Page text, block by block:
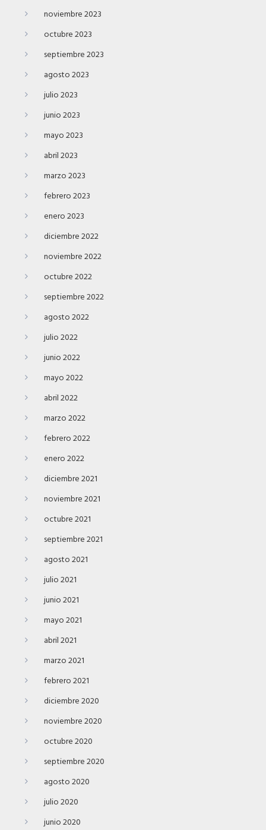
noviembre 2023
octubre 2023
septiembre 2023
agosto 2023
julio 2023
junio 2023
mayo 2023
abril 2023
marzo 2023
febrero 2023
enero 2023
diciembre 2022
noviembre 2022
octubre 2022
septiembre 2022
agosto 2022
julio 2022
junio 2022
mayo 2022
abril 2022
marzo 2022
febrero 2022
enero 2022
diciembre 2021
noviembre 2021
octubre 2021
septiembre 2021
agosto 2021
julio 2021
junio 2021
mayo 2021
abril 2021
marzo 2021
febrero 2021
diciembre 2020
noviembre 2020
octubre 2020
septiembre 2020
agosto 2020
julio 2020
junio 2020